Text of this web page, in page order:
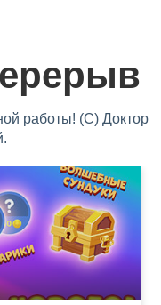
работы! (С) Доктор